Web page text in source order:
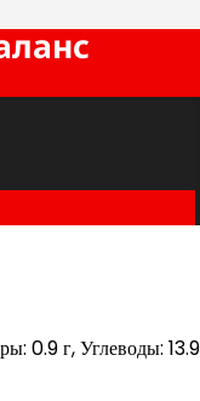
0.9 г, Углеводы: 13.9